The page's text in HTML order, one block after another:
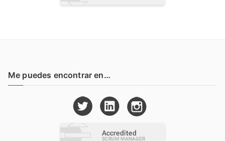
Me puedes encontrar en…